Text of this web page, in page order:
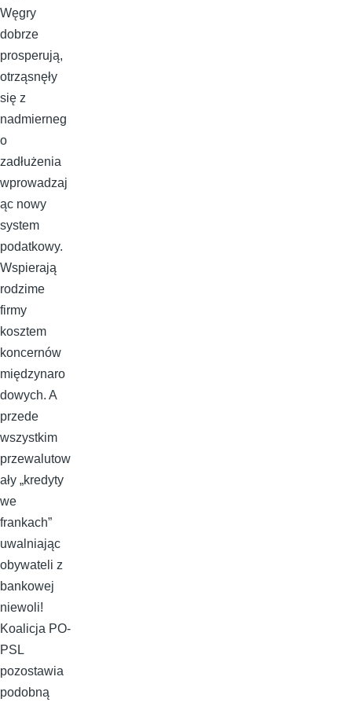
Węgry
dobrze
prosperują,
otrząsnęły
się z
nadmierneg
o
zadłużenia
wprowadzaj
ąc nowy
system
podatkowy.
Wspierają
rodzime
firmy
kosztem
koncernów
międzynaro
dowych. A
przede
wszystkim
przewalutow
ały „kredyty
we
frankach”
uwalniając
obywateli z
bankowej
niewoli!
Koalicja PO-
PSL
pozostawia
podobną